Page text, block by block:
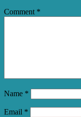
Comment *
Name *
Email *